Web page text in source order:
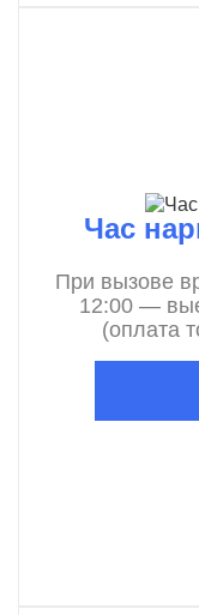
Час
При вызове
12:00 —
(оплата